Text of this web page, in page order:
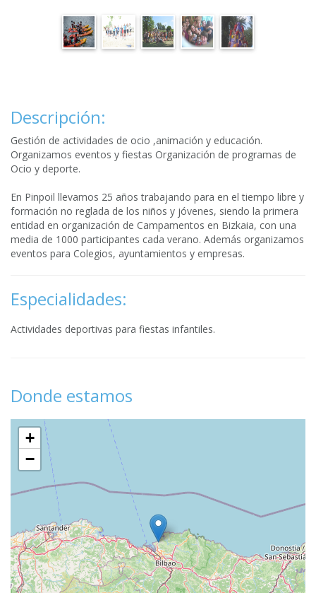
Descripción:
Gestión de actividades de ocio ,animación y educación.
Organizamos eventos y fiestas Organización de programas de
Ocio y deporte.
En Pinpoil llevamos 25 años trabajando para en el tiempo libre y
formación no reglada de los niños y jóvenes, siendo la primera
entidad en organización de Campamentos en Bizkaia, con una
media de 1000 participantes cada verano. Además organizamos
eventos para Colegios, ayuntamientos y empresas.
Especialidades:
Actividades deportivas para fiestas infantiles.
Donde estamos
+
−